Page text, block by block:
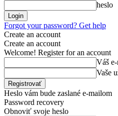
heslo
Forgot your password? Get help
Create an account
Create an account
Welcome! Register for an account
Váš
Vaše
Heslo vám bude zaslané e-mailom
Password recovery
Obnoviť svoje heslo